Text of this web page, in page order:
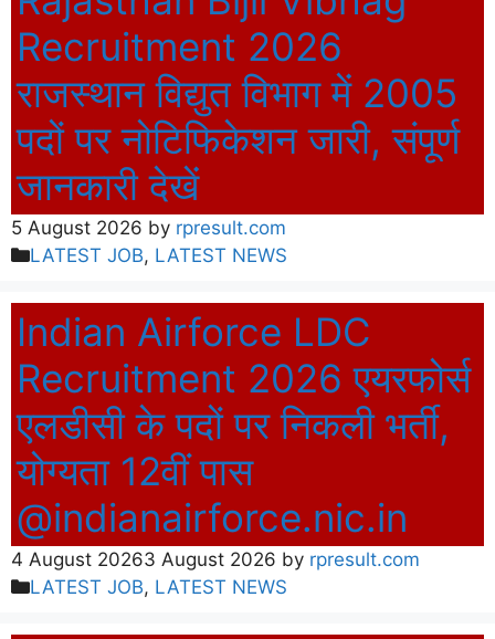
Recruitment 2026
राजस्थान विद्युत विभाग में 2005
पदों पर नोटिफिकेशन जारी, संपूर्ण
जानकारी देखें
5 August 2026 by rpresult.com
Categories
LATEST JOB, LATEST NEWS
Indian Airforce LDC
Recruitment 2026 एयरफोर्स
एलडीसी के पदों पर निकली भर्ती,
योग्यता 12वीं पास
@indianairforce.nic.in
4 August 20263 August 2026 by rpresult.com
Categories
LATEST JOB, LATEST NEWS